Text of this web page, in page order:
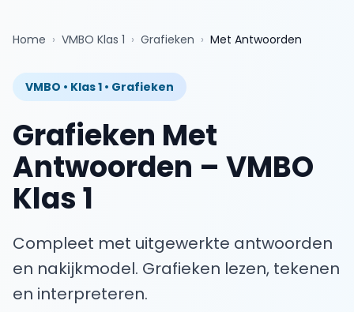
Home › VMBO Klas 1 › Grafieken › Met Antwoorden
VMBO • Klas 1 • Grafieken
Grafieken Met
Antwoorden – VMBO
Klas 1
Compleet met uitgewerkte antwoorden
en nakijkmodel. Grafieken lezen, tekenen
en interpreteren.